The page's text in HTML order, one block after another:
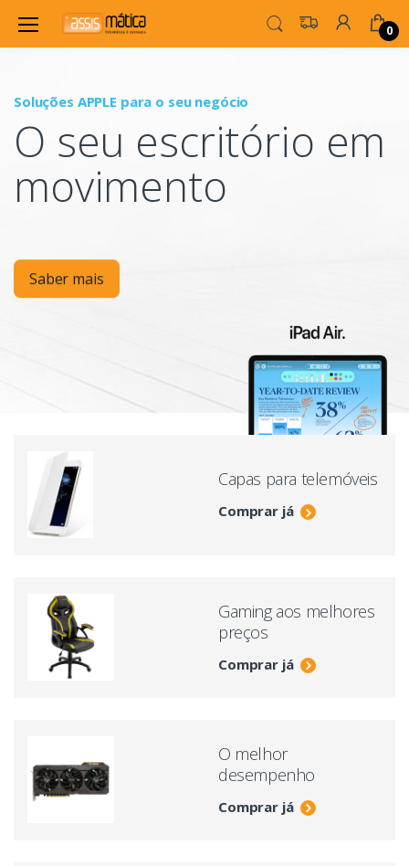
0
Soluções APPLE para o seu negócio
O seu escritório em
movimento
Saber mais
Capas para telemóveis
Comprar já
Gaming aos melhores
preços
Comprar já
O melhor
desempenho
Comprar já